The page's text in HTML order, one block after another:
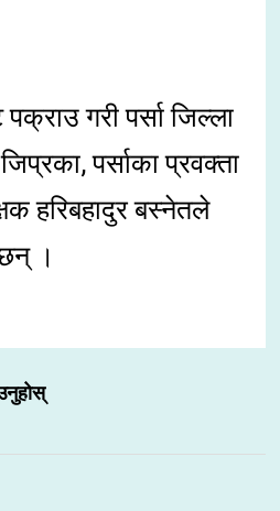
गरी पर्सा जिल्ला
पर्साका प्रवक्ता
हरिबहादुर बस्नेतले
।